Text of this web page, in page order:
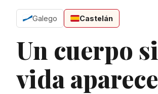
Galego Castelán
Un cuerpo
vida aparece